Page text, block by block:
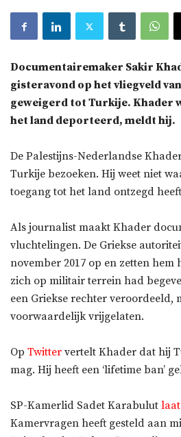
Documentairemaker Sakir
gisteravond op het vliegveld
geweigerd tot Turkije. Khader
het land deporteerd, meldt hij.
De Palestijns-Nederlandse
Turkije bezoeken. Hij weet niet
toegang tot het land ontzegd
Als journalist maakt Khader
vluchtelingen. De Griekse
november 2017 op en zetten
zich op militair terrein had
een Griekse rechter veroordeeld,
voorwaardelijk vrijgelaten.
Op Twitter vertelt Khader dat hij
mag. Hij heeft een ‘lifetime ban’
SP-Kamerlid Sadet Karabulut
Kamervragen heeft gesteld aan